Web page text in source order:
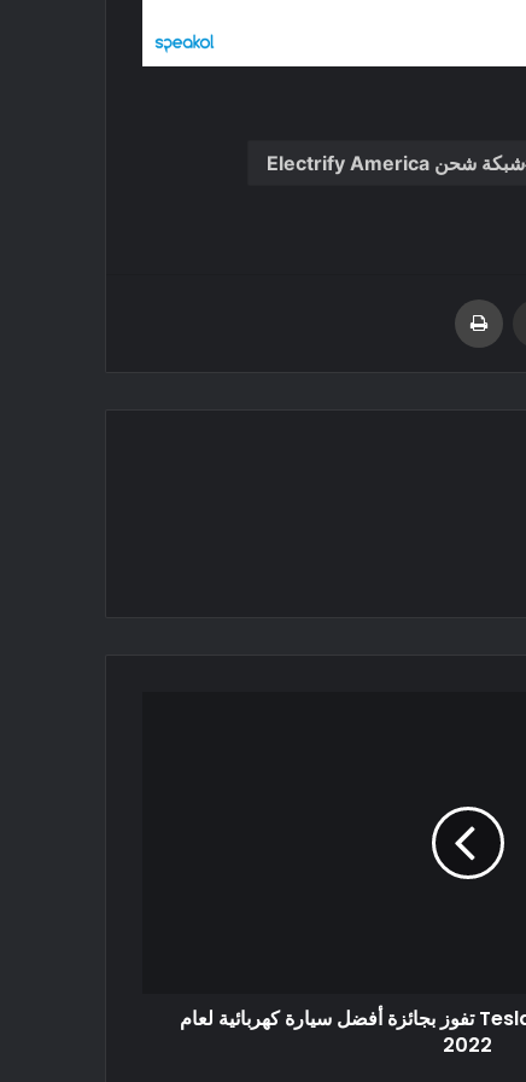
شبكة شحن Electrify America
مشاركة عبر البريد
السيارة الكهربائية Tesla Model Y تفوز بجائزة أفضل سيارة كهربائية لعام
2022